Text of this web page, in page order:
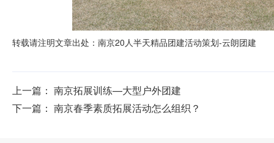
转载请注明文章出处： 南京20人半天精品团建活动策划-云朗团建
上一篇： 南京拓展训练—大型户外团建
下一篇： 南京春季素质拓展活动怎么组织？